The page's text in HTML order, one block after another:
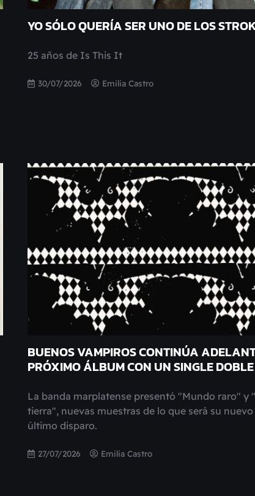
YO SÓLO QUERÍA SER UNO DE LOS
25 años de Is This It
30/07/2026 Emilia Castro
BUENOS VAMPIROS CONTINÚA
PRÓXIMO ÁLBUM CON UN SINGLE DOBLE
La banda marplatense presentó "Mundo raro" y
tierra", nuevas muestras de lo que será su nuevo
último disparo.
27/07/2026 Emilia Castro